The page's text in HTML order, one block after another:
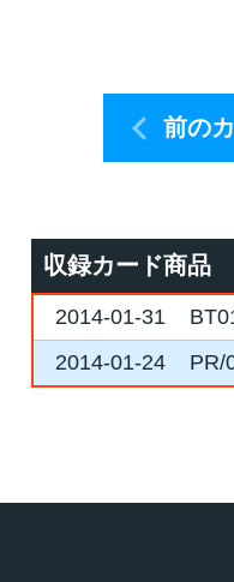
前の
収録カード商品
2014-01-31
2014-01-24
PR/